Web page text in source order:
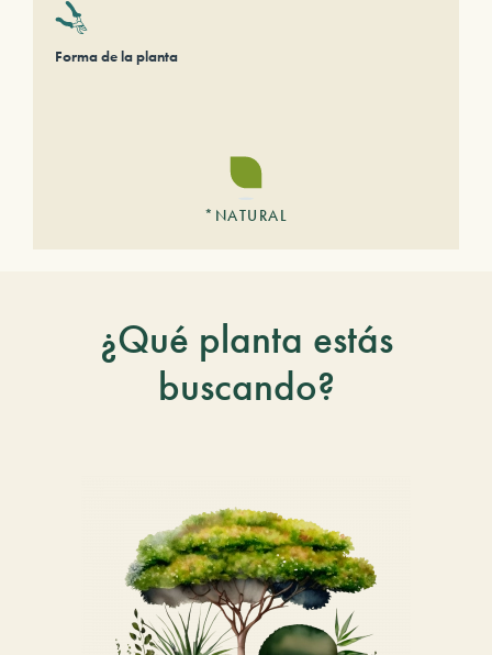
Forma de la planta
*NATURAL
¿Qué planta estás
buscando?